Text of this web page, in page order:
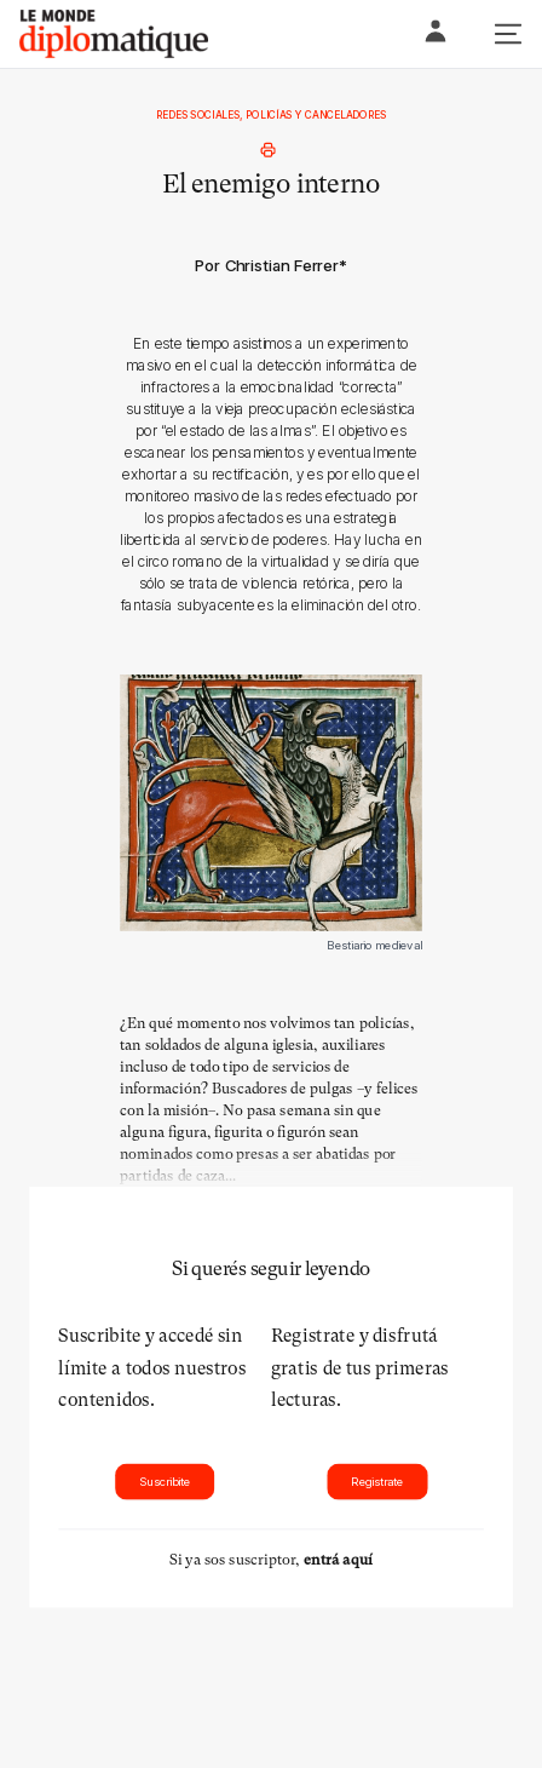
Skip
content
Le monde diplomatique
REDES SOCIALES, POLICÍAS Y CANCELADORES
El enemigo interno
Por Christian Ferrer*
En este tiempo asistimos a un experimento
masivo en el cual la detección informática de
infractores a la emocionalidad “correcta”
sustituye a la vieja preocupación eclesiástica
por “el estado de las almas”. El objetivo es
escanear los pensamientos y eventualmente
exhortar a su rectificación, y es por ello que el
monitoreo masivo de las redes efectuado por
los propios afectados es una estrategia
liberticida al servicio de poderes. Hay lucha en
el circo romano de la virtualidad y se diría que
sólo se trata de violencia retórica, pero la
fantasía subyacente es la eliminación del otro.
Bestiario medieval
¿En qué momento nos volvimos tan policías,
tan soldados de alguna iglesia, auxiliares
incluso de todo tipo de servicios de
información? Buscadores de pulgas –y felices
con la misión–. No pasa semana sin que
alguna figura, figurita o figurón sean
nominados como presas a ser abatidas por
partidas de caza...
Si querés seguir leyendo
Suscribite y accedé sin
límite a todos nuestros
contenidos.
Suscribite
Registrate y disfrutá
gratis de tus primeras
lecturas.
Registrate
Si ya sos suscriptor, entrá aquí